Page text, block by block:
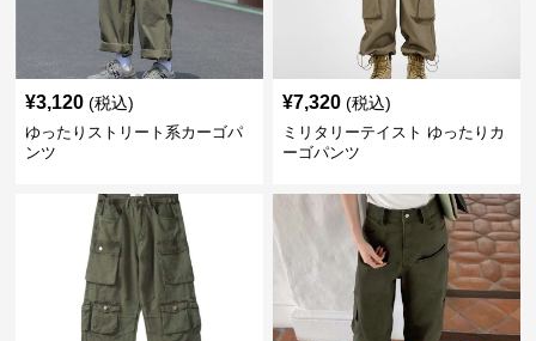
¥3,120 (税込)
ゆったりストリート系カーゴパ
ンツ
¥7,320 (税込)
ミリタリーテイスト ゆったりカ
ーゴパンツ